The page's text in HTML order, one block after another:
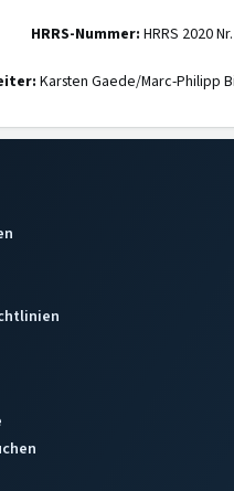
HRRS-Nummer: HRRS 2020
Karsten Gaede/Marc-Philipp